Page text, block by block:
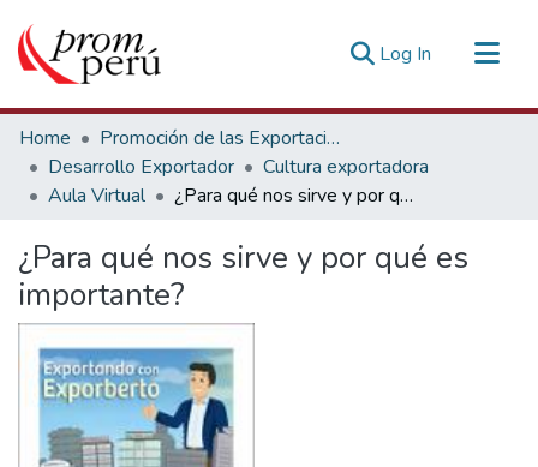
Log In (current)
Communities & Collections
All of DSpace
Statistics
Estadísticas Externas
Home
Promoción de las Exportaciones
Desarrollo Exportador
Cultura exportadora
Aula Virtual
¿Para qué nos sirve y por qué es importante?
¿Para qué nos sirve y por qué es
importante?